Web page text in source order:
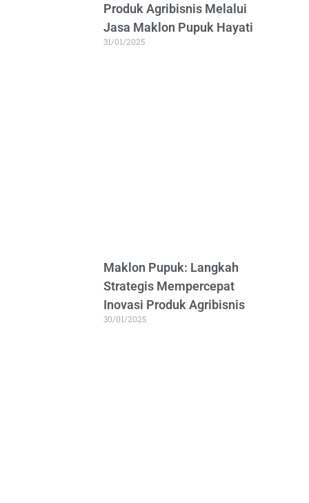
Produk Agribisnis Melalui
Jasa Maklon Pupuk Hayati
31/01/2025
Maklon Pupuk: Langkah
Strategis Mempercepat
Inovasi Produk Agribisnis
30/01/2025